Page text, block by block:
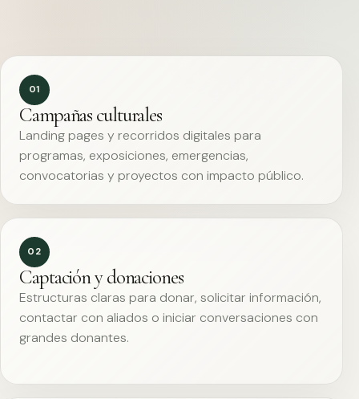
01
Campañas culturales
Landing pages y recorridos digitales para
programas, exposiciones, emergencias,
convocatorias y proyectos con impacto público.
02
Captación y donaciones
Estructuras claras para donar, solicitar información,
contactar con aliados o iniciar conversaciones con
grandes donantes.